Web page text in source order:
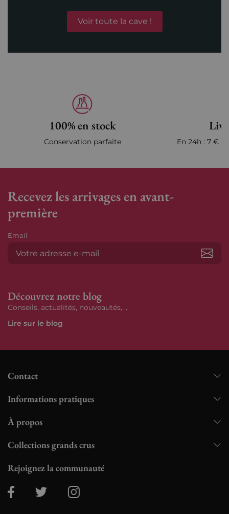
Voir toute la cave !
100% en stock
Conservation parfaite En 24h : 7 €
Recevez les arrivages en avant-
première
Email
Découvrez notre blog
Conseils, actualités, nouveautés, ...
Lire sur le blog
Contact
Informations pratiques
À propos
Collections grands crus
Rejoignez la communauté